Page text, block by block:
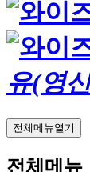
유(영
전체메뉴열기
전체메뉴